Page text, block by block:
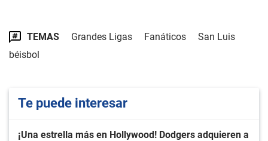
TEMAS Grandes Ligas Fanáticos
San Luis
béisbol
Te puede interesar
¡Una estrella más en Hollywood! Dodgers adquieren a